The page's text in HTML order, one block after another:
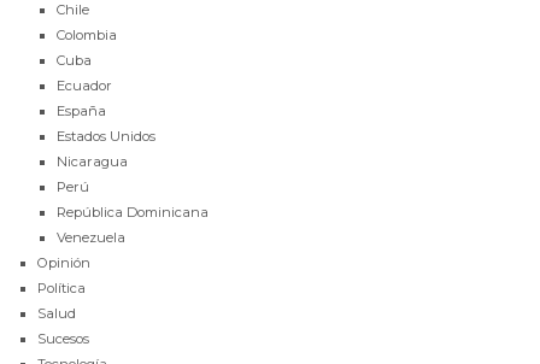
Chile
Colombia
Cuba
Ecuador
España
Estados Unidos
Nicaragua
Perú
República Dominicana
Venezuela
Opinión
Política
Salud
Sucesos